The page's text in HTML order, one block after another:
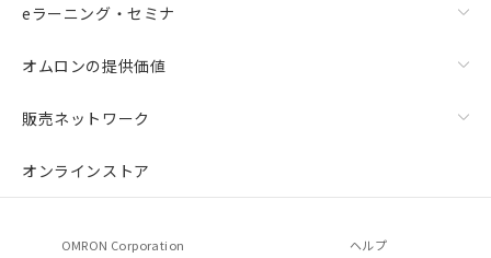
eラーニング・セミナ
オムロンの提供価値
販売ネットワーク
オンラインストア
OMRON Corporation ヘルプ